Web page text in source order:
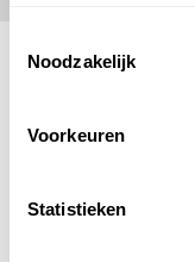
Noodzakelijk
Voorkeuren
Statistieken